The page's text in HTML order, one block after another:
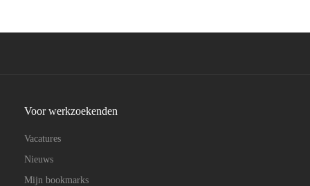
Voor werkzoekenden
Vacatures
Nieuws
Mijn bookmarks